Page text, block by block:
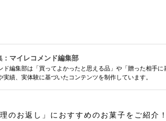
マイレコメンド編集部
ド編集部は「買ってよかったと思える品」や「贈った相手に
実績、実体験に基づいたコンテンツを制作しています。
のお返し」におすすめのお菓子をご紹介！